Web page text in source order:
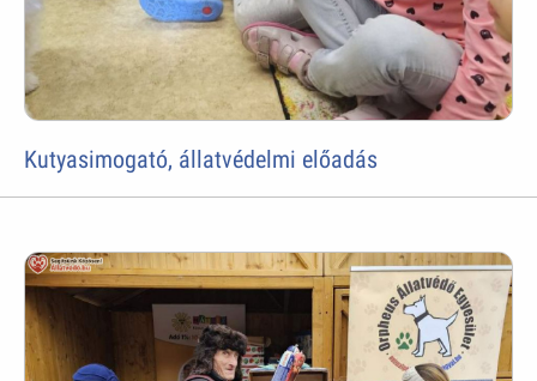
Kutyasimogató, állatvédelmi előadás